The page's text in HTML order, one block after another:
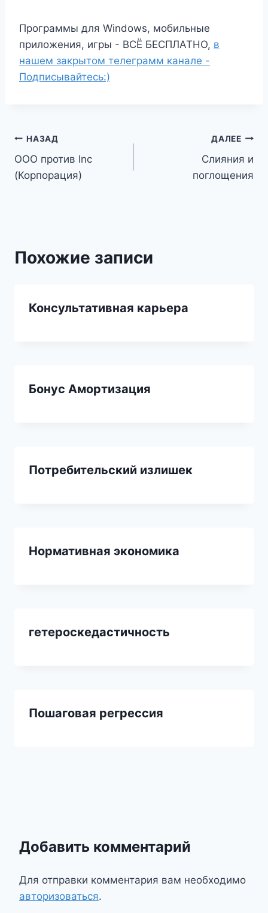
Программы для Windows, мобильные
приложения, игры - ВСЁ БЕСПЛАТНО, в
нашем закрытом телеграмм канале -
Подписывайтесь:)
Навигация
по
НАЗАД
ООО против Inc
(Корпорация)
ДАЛЕЕ
Слияния и
поглощения
Похожие записи
Консультативная карьера
Бонус Амортизация
Потребительский излишек
Нормативная экономика
гетероскедастичность
Пошаговая регрессия
Добавить комментарий
Для отправки комментария вам необходимо
авторизоваться.